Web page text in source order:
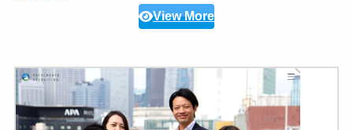
View More